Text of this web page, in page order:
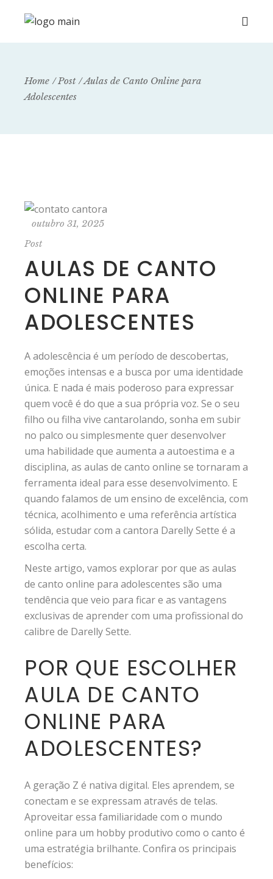
Home Post
Aulas de Canto Online para
Adolescentes
outubro 31, 2025
Post
AULAS DE CANTO
ONLINE PARA
ADOLESCENTES
A adolescência é um período de descobertas,
emoções intensas e a busca por uma identidade
única. E nada é mais poderoso para expressar
quem você é do que a sua própria voz. Se o seu
filho ou filha vive cantarolando, sonha em subir
no palco ou simplesmente quer desenvolver
uma habilidade que aumenta a autoestima e a
disciplina, as aulas de canto online se tornaram a
ferramenta ideal para esse desenvolvimento. E
quando falamos de um ensino de excelência, com
técnica, acolhimento e uma referência artística
sólida, estudar com a cantora Darelly Sette é a
escolha certa.
Neste artigo, vamos explorar por que as aulas
de canto online para adolescentes são uma
tendência que veio para ficar e as vantagens
exclusivas de aprender com uma profissional do
calibre de Darelly Sette.
POR QUE ESCOLHER
AULA DE CANTO
ONLINE PARA
ADOLESCENTES?
A geração Z é nativa digital. Eles aprendem, se
conectam e se expressam através de telas.
Aproveitar essa familiaridade com o mundo
online para um hobby produtivo como o canto é
uma estratégia brilhante. Confira os principais
benefícios: